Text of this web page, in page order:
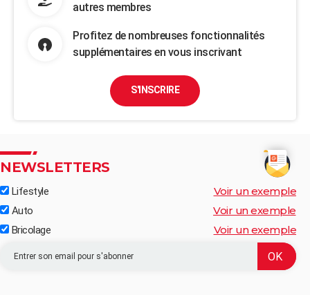
autres membres
Profitez de nombreuses fonctionnalités
supplémentaires en vous inscrivant
S'INSCRIRE
NEWSLETTERS
Lifestyle Voir un exemple
Auto Voir un exemple
Bricolage Voir un exemple